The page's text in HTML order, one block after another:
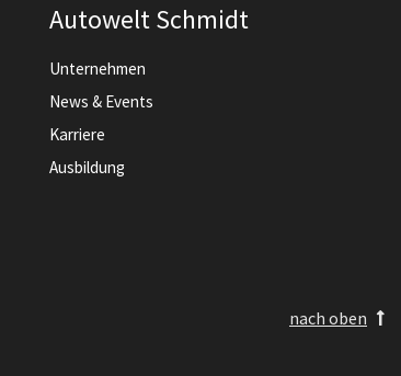
Autowelt Schmidt
Unternehmen
News & Events
Karriere
Ausbildung
nach oben